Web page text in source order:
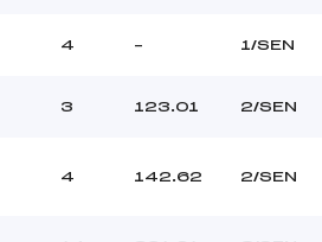
4 – 1/SEN
3 123.01 2/SEN
4 142.62 2/SEN